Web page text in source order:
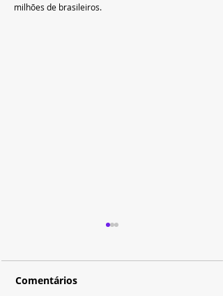
milhões de brasileiros.
Comentários